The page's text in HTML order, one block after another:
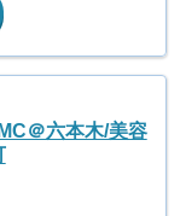
＠六本木/美容